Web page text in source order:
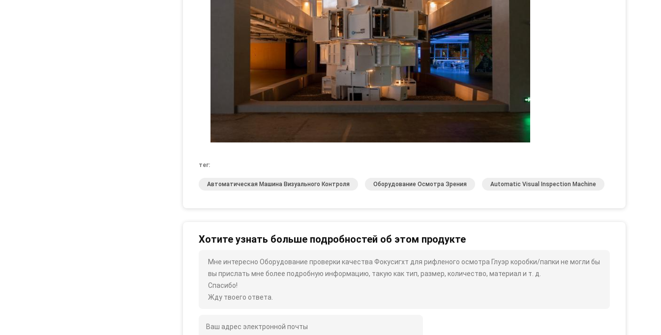
тег:
Автоматическая Машина Визуального Контроля Оборудование Осмотра Зрения Automatic Visual Inspection Machine
Хотите узнать больше подробностей об этом продукте
Мне интересно Оборудование проверки качества Фокусигхт для рифленого осмотра Глуэр коробки/папки не могли бы
вы прислать мне более подробную информацию, такую ​​как тип, размер, количество, материал и т. д.
Спасибо!
Жду твоего ответа.